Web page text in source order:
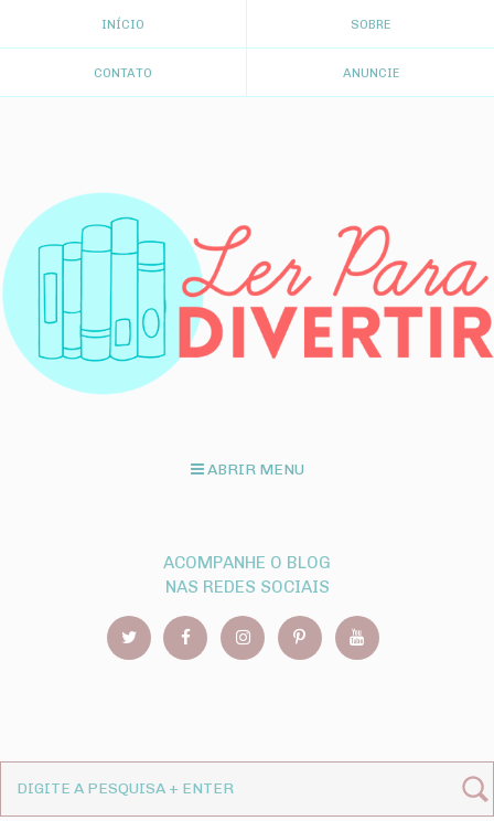
INÍCIO SOBRE
CONTATO ANUNCIE
ABRIR MENU
ACOMPANHE O BLOG
NAS REDES SOCIAIS